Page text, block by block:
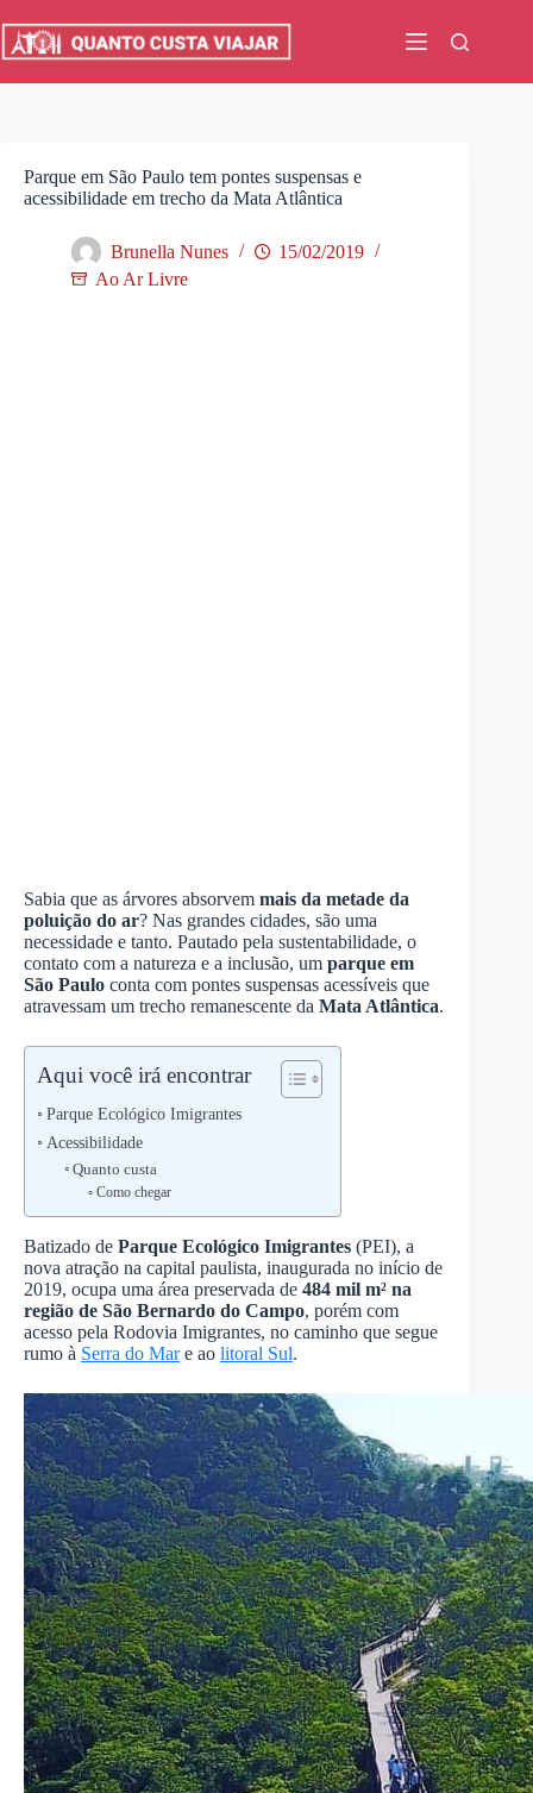
para
Parque em São Paulo tem pontes suspensas e
acessibilidade em trecho da Mata Atlântica
Brunella Nunes
15/02/2019
Ao Ar Livre
Sabia que as árvores absorvem mais da metade da
poluição do ar? Nas grandes cidades, são uma
necessidade e tanto. Pautado pela sustentabilidade, o
contato com a natureza e a inclusão, um parque em
São Paulo conta com pontes suspensas acessíveis que
atravessam um trecho remanescente da Mata Atlântica.
Aqui você irá encontrar
Parque Ecológico Imigrantes
Acessibilidade
Quanto custa
Como chegar
Batizado de Parque Ecológico Imigrantes (PEI), a
nova atração na capital paulista, inaugurada no início de
2019, ocupa uma área preservada de 484 mil m² na
região de São Bernardo do Campo, porém com
acesso pela Rodovia Imigrantes, no caminho que segue
rumo à Serra do Mare ao litoral Sul.